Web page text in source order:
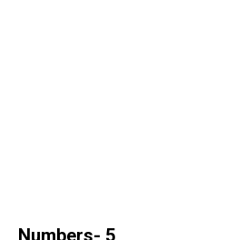
Numbers- 5